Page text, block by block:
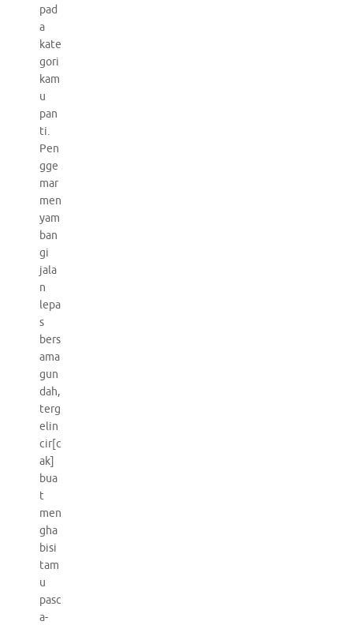
pad
a
kate
gori
kam
u
pan
ti.
Pen
gge
mar
men
yam
ban
gi
jala
n
lepa
s
bers
ama
gun
dah,
terg
elin
cir[c
ak]
bua
t
men
gha
bisi
tam
u
pasc
a-